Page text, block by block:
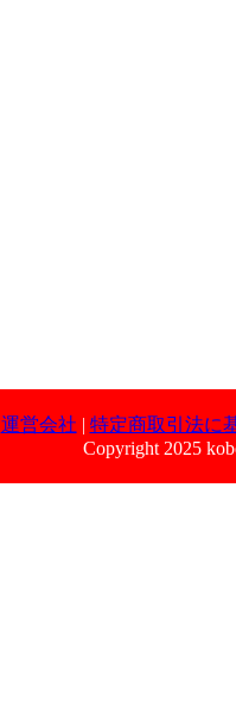
運営会社 | 特定商取引法に
Copyright 2025